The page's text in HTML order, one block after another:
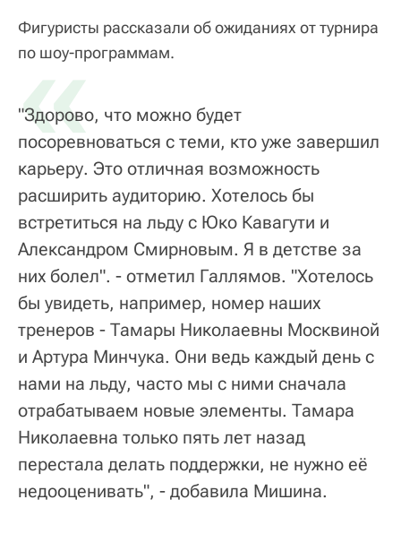
Фигуристы рассказали об ожиданиях от турнира
по шоу-программам.
«
"Здорово, что можно будет
посоревноваться с теми, кто уже завершил
карьеру. Это отличная возможность
расширить аудиторию. Хотелось бы
встретиться на льду с Юко Кавагути и
Александром Смирновым. Я в детстве за
них болел". - отметил Галлямов. "Хотелось
бы увидеть, например, номер наших
тренеров - Тамары Николаевны Москвиной
и Артура Минчука. Они ведь каждый день с
нами на льду, часто мы с ними сначала
отрабатываем новые элементы. Тамара
Николаевна только пять лет назад
перестала делать поддержки, не нужно её
недооценивать", - добавила Мишина.